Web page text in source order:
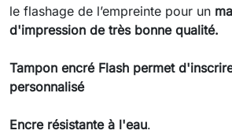
le flashage de l’empreinte pour un
d'impression de très bonne qualité.
Tampon encré Flash permet
personnalisé
Encre résistante à l'eau.